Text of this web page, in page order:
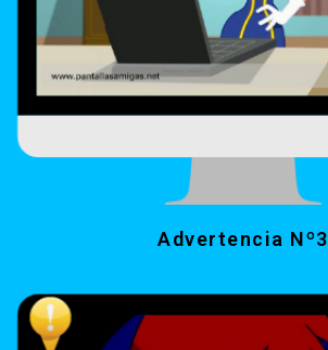
Advertencia Nº3